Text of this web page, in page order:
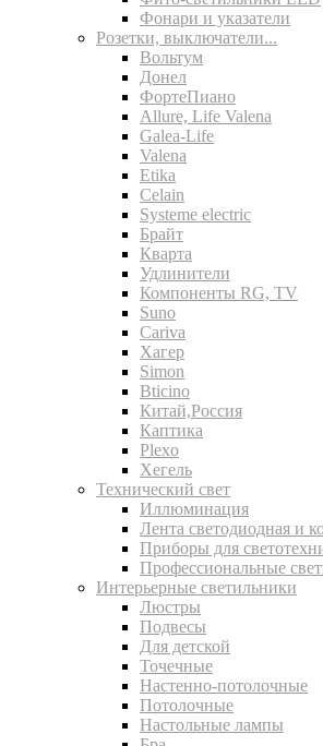
Фонари и указатели
Розетки, выключатели...
Вольтум
Донел
ФортеПиано
Allure, Life Valena
Galea-Life
Valena
Etika
Celain
Systeme electric
Брайт
Кварта
Удлинители
Компоненты RG, TV
Suno
Cariva
Хагер
Simon
Bticino
Китай,Россия
Каптика
Plexo
Хегель
Технический свет
Иллюминация
Лента светодиодная и
Приборы для
Профессиональные
Интерьерные светильники
Люстры
Подвесы
Для детской
Точечные
Настенно-потолочные
Потолочные
Настольные лампы